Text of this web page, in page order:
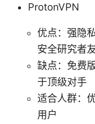
ProtonVPN
优点：强隐
安全研究者
缺点：免费
于顶级对手
适合人群：
用户